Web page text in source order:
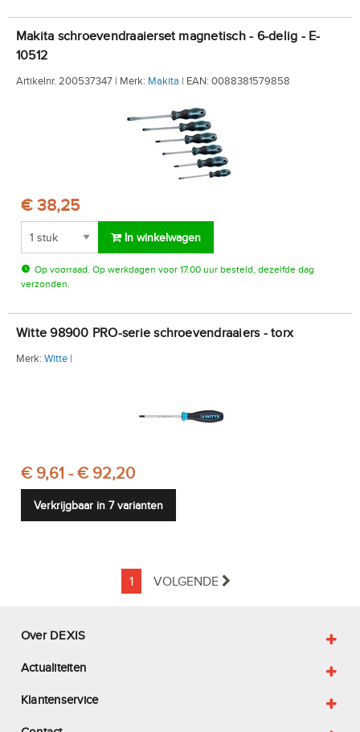
Makita schroevendraaierset magnetisch - 6-delig - E-
10512
Artikelnr. 200537347 | Merk: Makita | EAN: 0088381579858
€ 38,25
In winkelwagen
Op voorraad. Op werkdagen voor 17.00 uur besteld, dezelfde dag
verzonden.
Witte 98900 PRO-serie schroevendraaiers - torx
Merk: Witte |
€ 9,61 - € 92,20
Verkrijgbaar in 7 varianten
1 VOLGENDE
Over DEXIS
Actualiteiten
Klantenservice